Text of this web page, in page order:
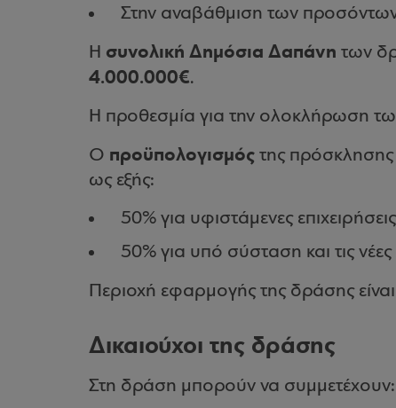
Στην αναβάθμιση των
Η συνολική Δημόσια Δαπάνη των
4.000.000€.
Η προθεσμία για την ολοκλήρωση
Ο προϋπολογισμός της πρόσκλησης
ως εξής:
50% για υφιστάμενες επιχειρήσεις
50% για υπό σύσταση και τις
Περιοχή εφαρμογής της δράσης
Δικαιούχοι της δράσης
Στη δράση μπορούν να συμμετέχουν: